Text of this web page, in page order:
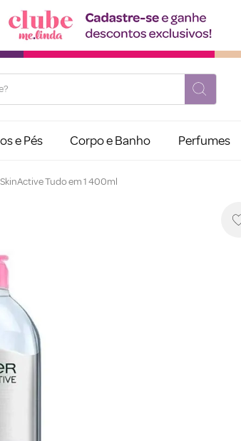
e Pés Corpo e Banho Perfumes
Tudo em 1 400ml